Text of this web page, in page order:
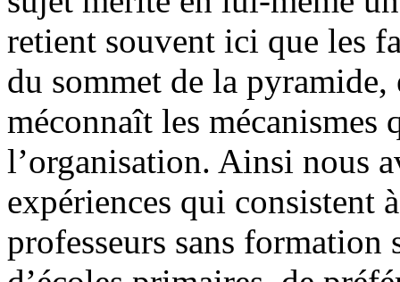
retient souvent ici que les
du sommet de la
méconnaît les mécanismes
l’organisation. Ainsi nous
expériences qui consistent
professeurs sans formation